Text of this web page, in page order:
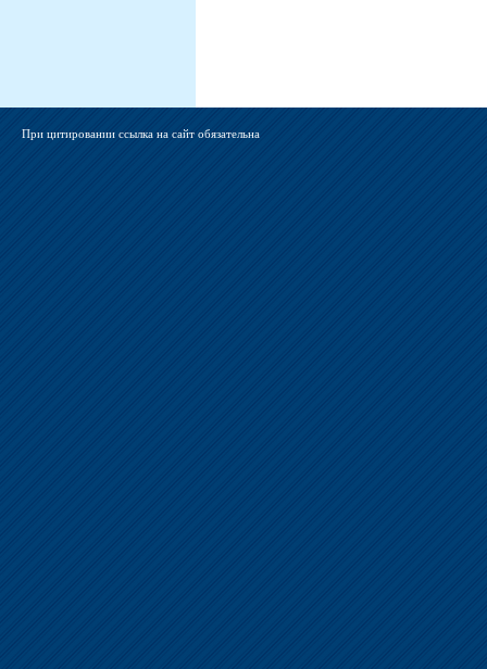
При цитировании ссылка на сайт обязательна